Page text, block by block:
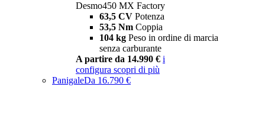
Desmo450 MX Factory
63,5 CV Potenza
53,5 Nm Coppia
104 kg Peso in ordine di marcia
senza carburante
A partire da 14.990 € i
configura scopri di più
PanigaleDa 16.790 €